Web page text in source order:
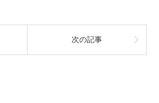
次の記事